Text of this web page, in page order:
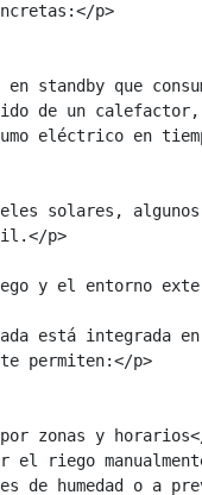
p>
solares, algunos
p>
y el entorno
está integrada
permiten:</p>